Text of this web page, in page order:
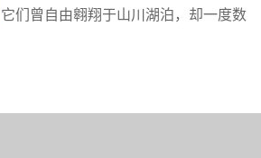
生外来物种。
它们曾自由翱翔于山川湖泊，却一度数
沙鸭、丹顶鹤、黑颈鹤、勺嘴鹬、中华